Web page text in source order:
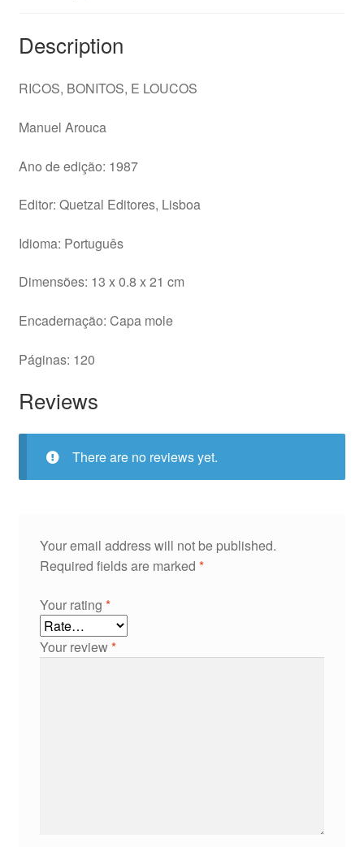
Description
RICOS, BONITOS, E LOUCOS
Manuel Arouca
Ano de edição: 1987
Editor: Quetzal Editores, Lisboa
Idioma: Português
Dimensões: 13 x 0.8 x 21 cm
Encadernação: Capa mole
Páginas: 120
Reviews
There are no reviews yet.
Your email address will not be published.
Required fields are marked *
Your rating *
Your review*